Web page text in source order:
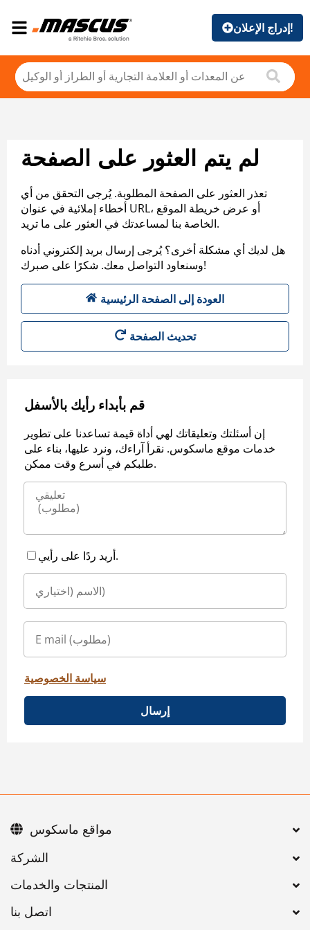
إدراج الإعلان!
لم يتم العثور على الصفحة
تعذر العثور على الصفحة المطلوبة. يُرجى التحقق من أي
أخطاء إملائية في عنوان URL، أو عرض خريطة الموقع
الخاصة بنا لمساعدتك في العثور على ما تريد.
هل لديك أي مشكلة أخرى؟ يُرجى إرسال بريد إلكتروني أدناه
وسنعاود التواصل معك. شكرًا على صبرك!
العودة إلى الصفحة الرئيسية
تحديث الصفحة
قم بأبداء رأيك بالأسفل
إن أسئلتك وتعليقاتك لهي أداة قيمة تساعدنا على تطوير
خدمات موقع ماسكوس. نقرأ آراءك، ونرد عليها، بناء على
طلبكم في أسرع وقت ممكن.
أريد ردًا على رأيي.
سياسة الخصوصية
إرسال
اتصل بنا
مواقع ماسكوس